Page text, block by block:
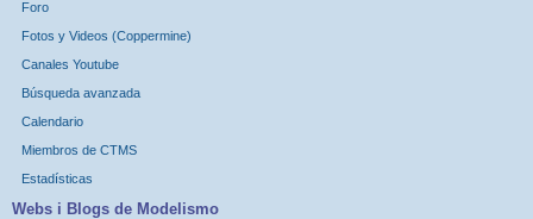
Foro
Fotos y Videos (Coppermine)
Canales Youtube
Búsqueda avanzada
Calendario
Miembros de CTMS
Estadísticas
Webs i Blogs de Modelismo